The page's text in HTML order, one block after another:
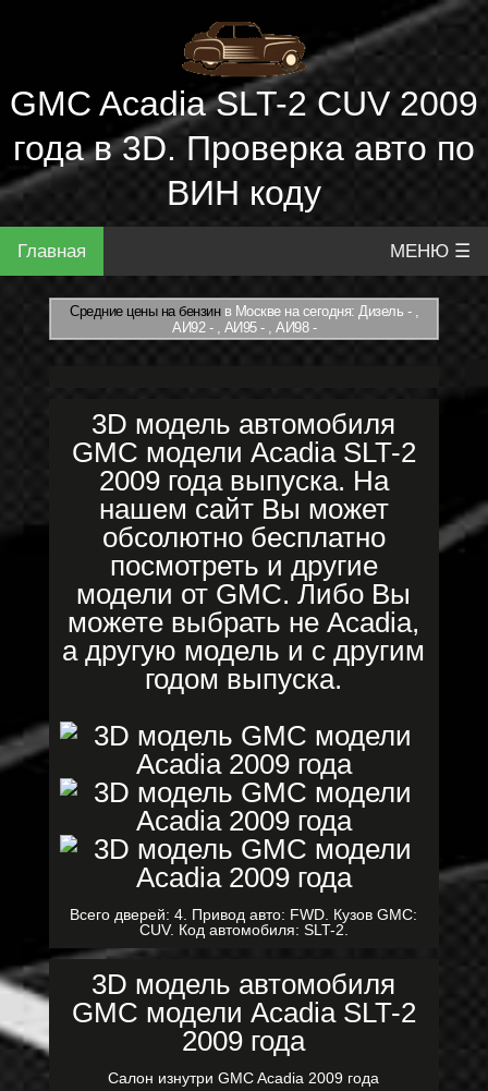
GMC Acadia SLT-2 CUV 2009
года в 3D. Проверка авто по
ВИН коду
Главная МЕНЮ ☰
Средние цены на бензинв Москве на сегодня: Дизель - ,
АИ92 - , АИ95 - , АИ98 -
3D модель автомобиля
GMC модели Acadia SLT-2
2009 года выпуска. На
нашем сайт Вы может
обсолютно бесплатно
посмотреть и другие
модели от GMC. Либо Вы
можете выбрать не Acadia,
а другую модель и с другим
годом выпуска.
Всего дверей: 4. Привод авто: FWD. Кузов GMC:
CUV. Код автомобиля: SLT-2.
3D модель автомобиля
GMC модели Acadia SLT-2
2009 года
Салон изнутри GMC Acadia 2009 года